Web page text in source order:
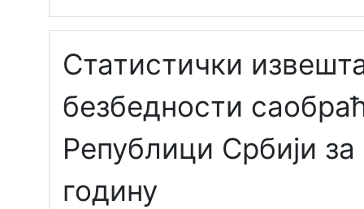
Статистички
безбедности
Републици Србији
годину